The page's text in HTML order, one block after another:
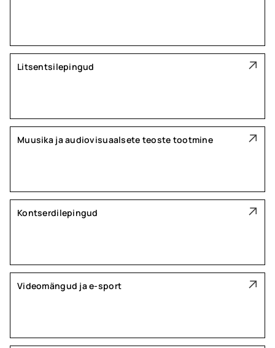
Litsentsilepingud
Muusika ja audiovisuaalsete teoste tootmine
Kontserdilepingud
Videomängud ja e-sport